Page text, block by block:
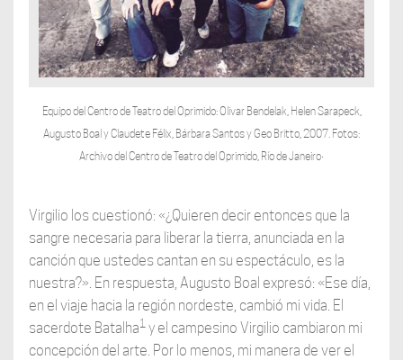
Equipo del Centro de Teatro del Oprimido: Olivar Bendelak, Helen Sarapeck,
Augusto Boal y Claudete Félix, Bárbara Santos y Geo Britto, 2007. Fotos:
Archivo del Centro de Teatro del Oprimido, Río de Janeiro
Virgilio los cuestionó: «¿Quieren decir entonces que la
sangre necesaria para liberar la tierra, anunciada en la
canción que ustedes cantan en su espectáculo, es la
nuestra?». En respuesta, Augusto Boal expresó: «Ese día,
en el viaje hacia la región nordeste, cambió mi vida. El
sacerdote Batalha1y el campesino Virgilio cambiaron mi
concepción del arte. Por lo menos, mi manera de ver el